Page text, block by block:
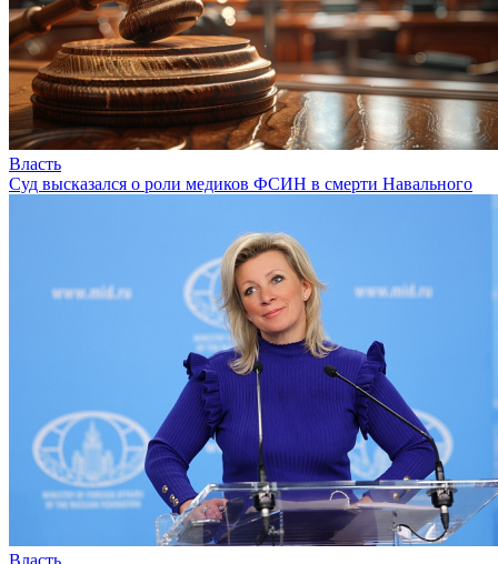
Власть
Суд высказался о роли медиков ФСИН в смерти Навального